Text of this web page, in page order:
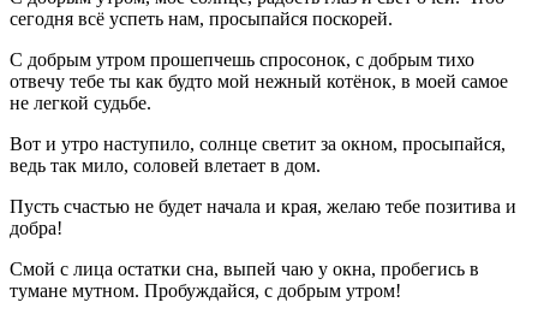
сегодня всё успеть нам, просыпайся поскорей.
С добрым утром прошепчешь спросонок, с добрым тихо
отвечу тебе ты как будто мой нежный котёнок, в моей самое
не легкой судьбе.
Вот и утро наступило, солнце светит за окном, просыпайся,
ведь так мило, соловей влетает в дом.
Пусть счастью не будет начала и края, желаю тебе позитива и
добра!
Смой с лица остатки сна, выпей чаю у окна, пробегись в
тумане мутном. Пробуждайся, с добрым утром!